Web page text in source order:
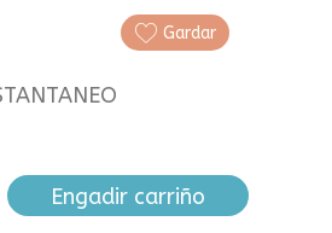
Gardar
Engadir carriño